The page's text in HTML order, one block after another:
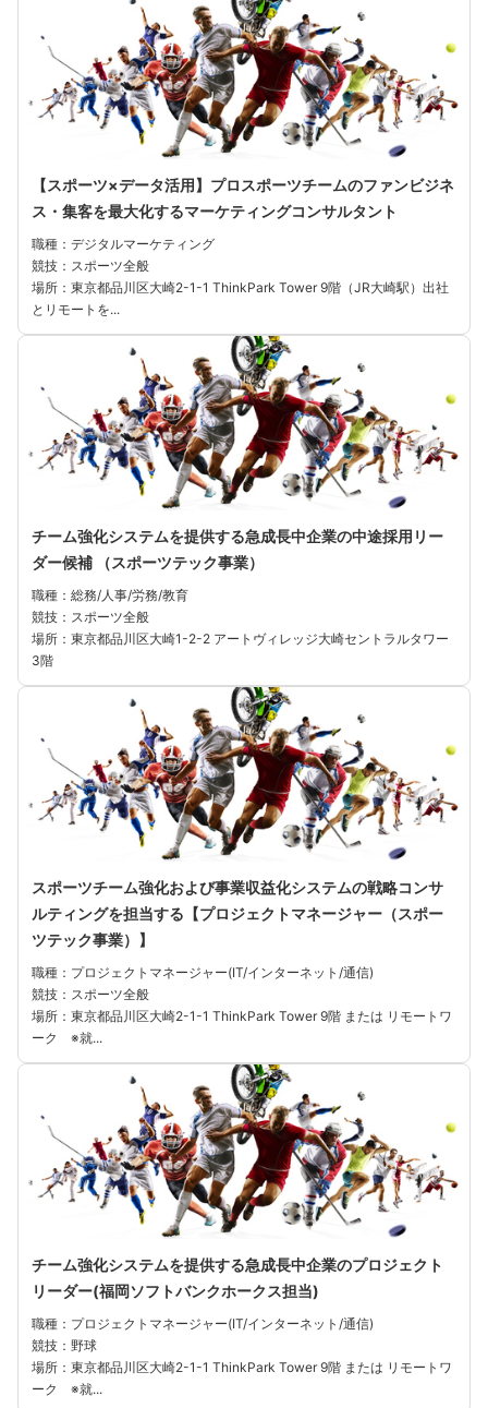
【スポーツ×データ活用】プロスポーツチームのファンビジネ
ス・集客を最大化するマーケティングコンサルタント
職種：デジタルマーケティング
競技：スポーツ全般
場所：東京都品川区大崎2-1-1 ThinkPark Tower 9階（JR大崎駅）出社
とリモートを...
チーム強化システムを提供する急成長中企業の中途採用リー
ダー候補 （スポーツテック事業）
職種：総務/人事/労務/教育
競技：スポーツ全般
場所：東京都品川区大崎1-2-2 アートヴィレッジ大崎セントラルタワー
3階
スポーツチーム強化および事業収益化システムの戦略コンサ
ルティングを担当する【プロジェクトマネージャー（スポー
ツテック事業）】
職種：プロジェクトマネージャー(IT/インターネット/通信)
競技：スポーツ全般
場所：東京都品川区大崎2-1-1 ThinkPark Tower 9階 または リモートワ
ーク ※就...
チーム強化システムを提供する急成長中企業のプロジェクト
リーダー(福岡ソフトバンクホークス担当)
職種：プロジェクトマネージャー(IT/インターネット/通信)
競技：野球
場所：東京都品川区大崎2-1-1 ThinkPark Tower 9階 または リモートワ
ーク ※就...